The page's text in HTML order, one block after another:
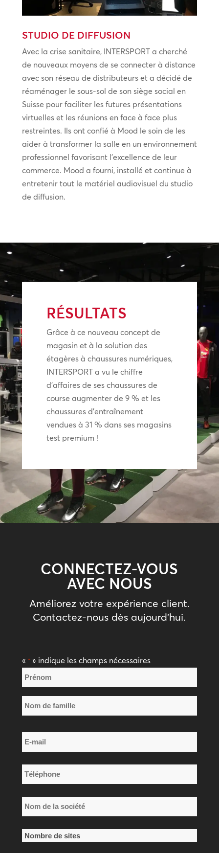
STUDIO DE DIFFUSION
Avec la crise sanitaire, INTERSPORT a cherché
de nouveaux moyens de se connecter à distance
avec son réseau de distributeurs et a décidé de
réaménager le sous-sol de son siège social en
Suisse pour faciliter les futures présentations
virtuelles et les réunions en face à face plus
restreintes. Ils ont confié à Mood le soin de les
aider à transformer la salle en un environnement
professionnel favorisant l’excellence de leur
commerce. Mood a fourni, installé et continue à
entretenir tout le matériel audiovisuel du studio
de diffusion.
RÉSULTATS
Grâce à ce nouveau concept de
magasin et à la solution des
étagères à chaussures numériques,
INTERSPORT a vu le chiffre
d’affaires de ses chaussures de
course augmenter de 9 % et les
chaussures d’entraînement
vendues à 31 % dans ses magasins
test premium !
CONNECTEZ-VOUS
AVEC NOUS
Améliorez votre expérience client.
Contactez-nous dès aujourd’hui.
« *» indique les champs nécessaires
Nom
*
Prénom
de
E-
mail
*
Téléphone
*
Nom
de
la
société
Nombre